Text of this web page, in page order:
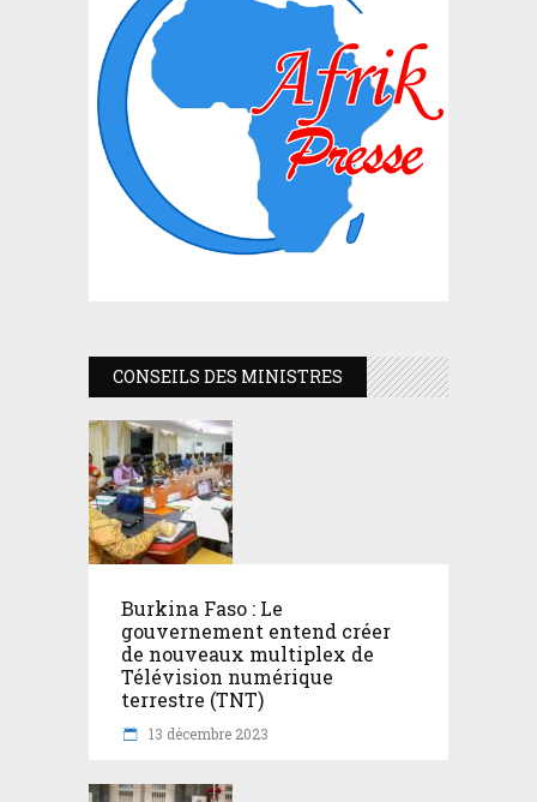
CONSEILS DES MINISTRES
Burkina Faso : Le
gouvernement entend créer
de nouveaux multiplex de
Télévision numérique
terrestre (TNT)
13 décembre 2023